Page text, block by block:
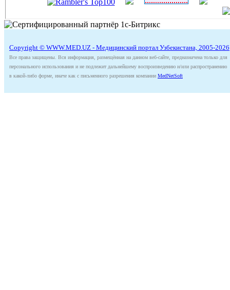
Copyright © WWW.MED.UZ - Медицинский портал Узбекистана, 2005-2026
Все права защищены. Вся информация, размещённая на данном веб-сайте, предназначена только для
персонального использования и не подлежит дальнейшему воспроизведению и/или распространению
в какой-либо форме, иначе как с письменного разрешения компании MedNetSoft